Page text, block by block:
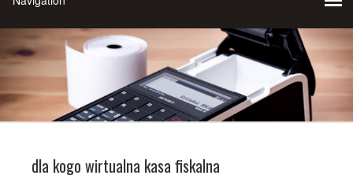
dla kogo wirtualna kasa fiskalna